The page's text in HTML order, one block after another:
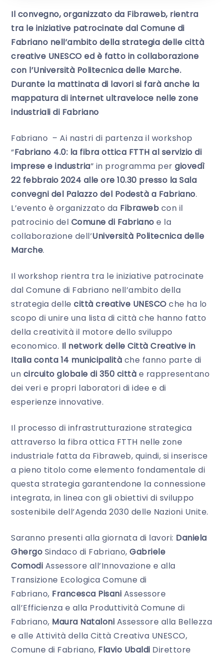
Il convegno, organizzato da Fibraweb, rientra
tra le iniziative patrocinate dal Comune di
Fabriano nell’ambito della strategia delle città
creative UNESCO ed è fatto in collaborazione
con l’Università Politecnica delle Marche.
Durante la mattinata di lavori si farà anche la
mappatura di internet ultraveloce nelle zone
industriali di Fabriano
Fabriano – Ai nastri di partenza il workshop
“Fabriano 4.0: la fibra ottica FTTH al servizio di
imprese e industria” in programma per giovedì
22 febbraio 2024 alle ore 10.30 presso la Sala
convegni del Palazzo del Podestà a Fabriano.
L’evento è organizzato da Fibraweb con il
patrocinio del Comune di Fabriano e la
collaborazione dell’Università Politecnica delle
Marche.
Il workshop rientra tra le iniziative patrocinate
dal Comune di Fabriano nell’ambito della
strategia delle città creative UNESCO che ha lo
scopo di unire una lista di città che hanno fatto
della creatività il motore dello sviluppo
economico. Il network delle Città Creative in
Italia conta 14 municipalità che fanno parte di
un circuito globale di 350 città e rappresentano
dei veri e propri laboratori di idee e di
esperienze innovative.
Il processo di infrastrutturazione strategica
attraverso la fibra ottica FTTH nelle zone
industriale fatta da Fibraweb, quindi, si inserisce
a pieno titolo come elemento fondamentale di
questa strategia garantendone la connessione
integrata, in linea con gli obiettivi di sviluppo
sostenibile dell’Agenda 2030 delle Nazioni Unite.
Saranno presenti alla giornata di lavori: Daniela
Ghergo Sindaco di Fabriano, Gabriele
Comodi Assessore all’Innovazione e alla
Transizione Ecologica Comune di
Fabriano, Francesca Pisani Assessore
all’Efficienza e alla Produttività Comune di
Fabriano, Maura Nataloni Assessore alla Bellezza
e alle Attività della Città Creativa UNESCO,
Comune di Fabriano, Flavio Ubaldi Direttore